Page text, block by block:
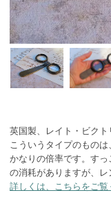
英国製、レイト・ビクト
こういうタイプのものは
かなりの倍率です。す
の消耗がありますが、レ
詳しくは、こちらをご覧